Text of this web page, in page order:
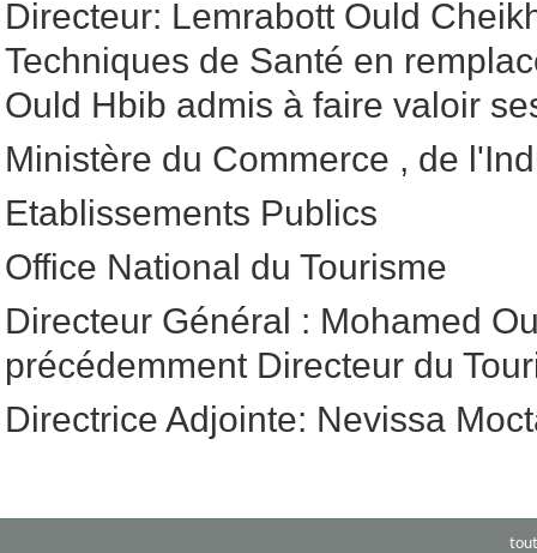
Directeur: Lemrabott Ould
Techniques de Santé en
Ould Hbib admis à faire valoir
Ministère du Commerce , de
Etablissements Publics
Office National du Tourisme
Directeur Général : Mohamed
précédemment Directeur du
Directrice Adjointe: Nevissa